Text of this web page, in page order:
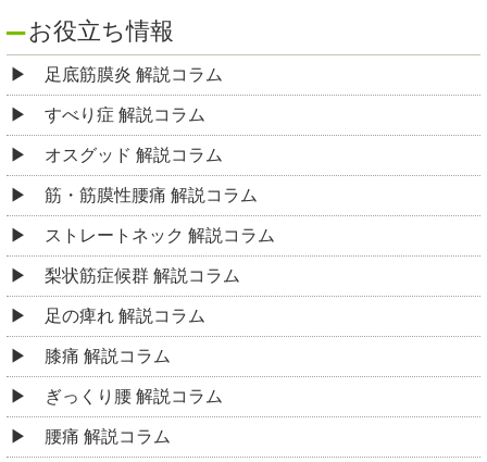
頸椎ヘルニア 解説コラム
首の寝違え 解説コラム
手足の痺れ 解説コラム
四十肩・五十肩 解説コラム
野球肘・テニス肘 解説コラム
圧迫骨折による腰痛 解説コラム
広島整体院